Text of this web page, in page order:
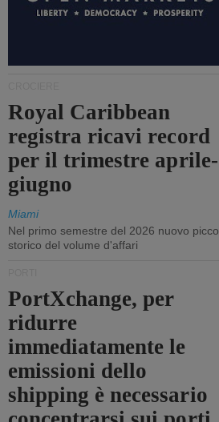
Royal Caribbean
registra ricavi record
per il trimestre aprile-
giugno
Miami
Nel primo semestre del 2026 nuovo picco
storico del volume d'affari
PortXchange, per
ridurre
immediatamente le
emissioni dello
shipping è necessario